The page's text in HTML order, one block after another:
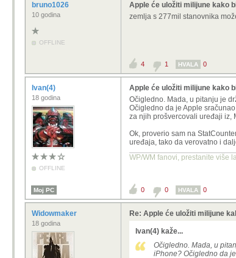
bruno1026
10 godina
OFFLINE
Apple će uložiti milijune kako
zemlja s 277mil stanovnika
4 1 HVALA 0
Ivan(4)
18 godina
OFFLINE
Apple će uložiti milijune kako
Očigledno. Mada, u pitanju je
Očigledno da je Apple
za njih prošvercovali uređaji iz,
Ok, proverio sam na
uređaja, tako da verovatno i
WP/WM fanovi, prestanite više
Moj PC 0 0 HVALA 0
Widowmaker
18 godina
Re: Apple će uložiti milijune
Ivan(4) kaže...
Očigledno. Mada, u
iPhone? Očigledno da